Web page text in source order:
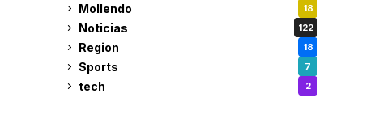
Mollendo 18
Noticias 122
Region 18
Sports 7
tech 2